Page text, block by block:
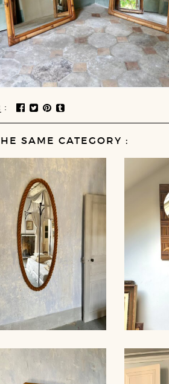
:
SAME CATEGORY :
LARGE ROPE MIRROR,